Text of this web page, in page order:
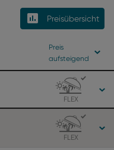
Preisübersicht
Preis
aufsteigend
FLEX
FLEX